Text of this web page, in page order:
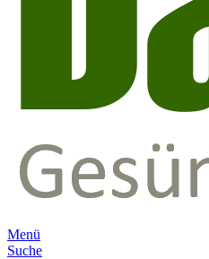
Menü
Suche